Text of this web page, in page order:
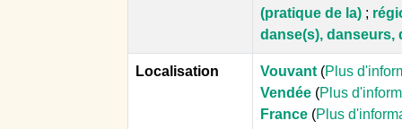
(pratique de la) ;
danse(s), danseurs,
Localisation Vouvant (Plus
Vendée (Plus
France (Plus